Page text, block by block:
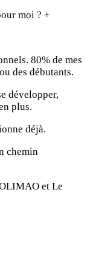
moi ?+
80% de mes
des débutants.
développer,
plus.
déjà.
chemin
et Le